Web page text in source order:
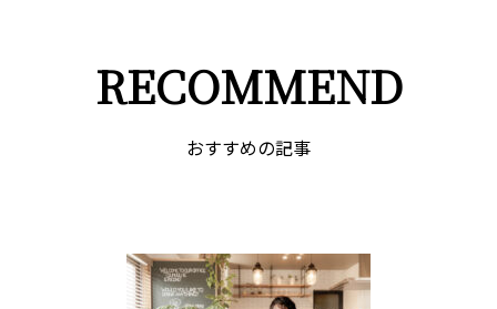
RECOMMEND
おすすめの記事